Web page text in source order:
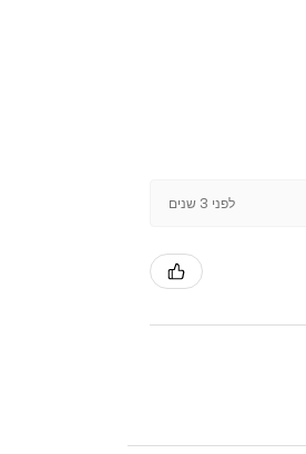
לפני 3 שנים